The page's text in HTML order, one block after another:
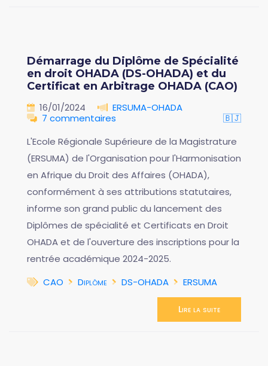
Démarrage du Diplôme de Spécialité
en droit OHADA (DS-OHADA) et du
Certificat en Arbitrage OHADA (CAO)
16/01/2024
ERSUMA-OHADA
7 commentaires
🇧🇯
L'Ecole Régionale Supérieure de la Magistrature
(ERSUMA) de l'Organisation pour l'Harmonisation
en Afrique du Droit des Affaires (OHADA),
conformément à ses attributions statutaires,
informe son grand public du lancement des
Diplômes de spécialité et Certificats en Droit
OHADA et de l'ouverture des inscriptions pour la
rentrée académique 2024-2025.
CAO
Diplôme DS-OHADA ERSUMA
Lire la suite